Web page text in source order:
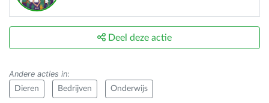
Deel deze actie
Andere acties in:
Dieren Bedrijven Onderwijs